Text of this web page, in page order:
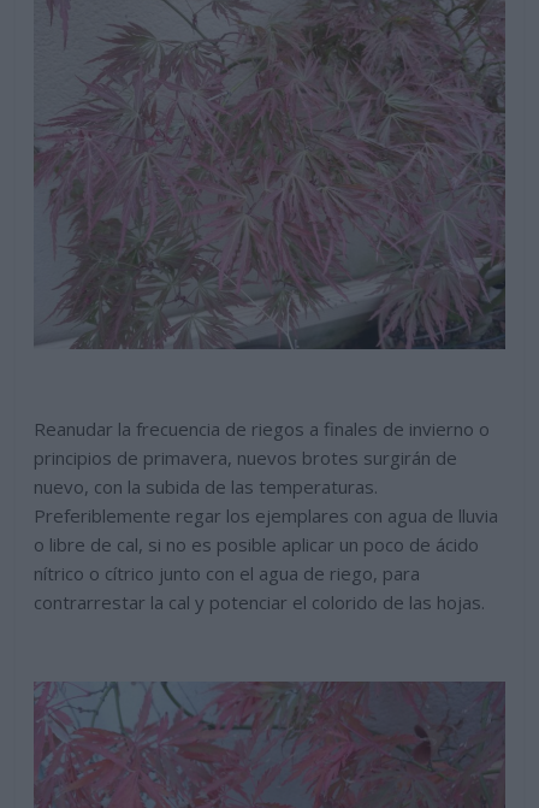
Reanudar la frecuencia de riegos a finales de invierno o
principios de primavera, nuevos brotes surgirán de
nuevo, con la subida de las temperaturas.
Preferiblemente regar los ejemplares con agua de lluvia
o libre de cal, si no es posible aplicar un poco de ácido
nítrico o cítrico junto con el agua de riego, para
contrarrestar la cal y potenciar el colorido de las hojas.